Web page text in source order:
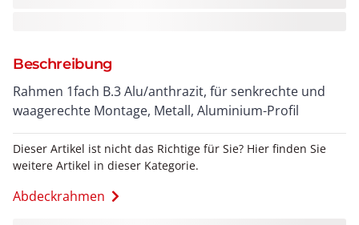
Beschreibung
Rahmen 1fach B.3 Alu/anthrazit, für senkrechte und
waagerechte Montage, Metall, Aluminium-Profil
Dieser Artikel ist nicht das Richtige für Sie? Hier finden Sie
weitere Artikel in dieser Kategorie.
Abdeckrahmen